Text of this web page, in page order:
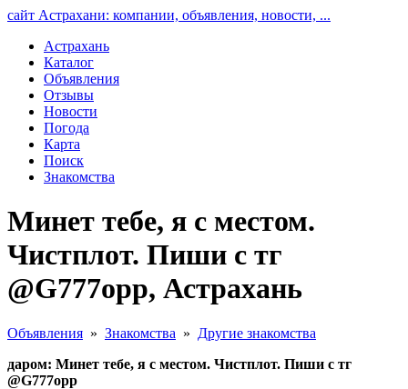
сайт Астрахани: компании, объявления, новости, ...
Астрахань
Каталог
Объявления
Отзывы
Новости
Погода
Карта
Поиск
Знакомства
Минет тебе, я с местом.
Чистплот. Пиши с тг
@G777opp, Астрахань
Объявления » Знакомства » Другие знакомства
даром: Минет тебе, я с местом. Чистплот. Пиши с тг
@G777opp